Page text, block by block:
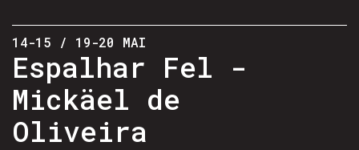
14-15 / 19-20 MAI
Espalhar Fel -
Mickäel de
Oliveira